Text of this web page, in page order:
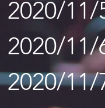
2020/11/
2020/
2020/